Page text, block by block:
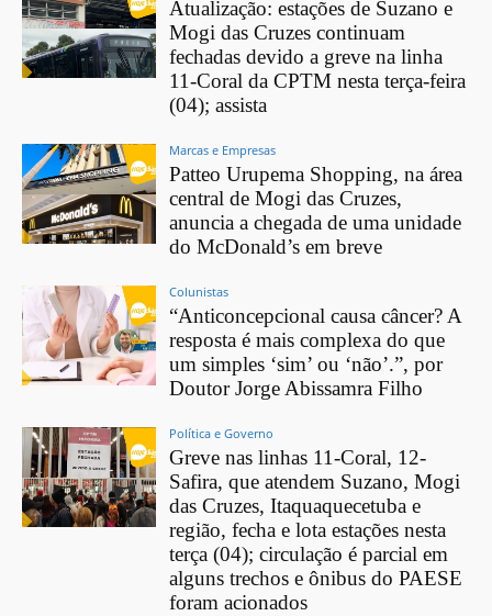
Atualização: estações de Suzano e
Mogi das Cruzes continuam
fechadas devido a greve na linha
11-Coral da CPTM nesta terça-feira
(04); assista
Marcas e Empresas
Patteo Urupema Shopping, na área
central de Mogi das Cruzes,
anuncia a chegada de uma unidade
do McDonald’s em breve
Colunistas
“Anticoncepcional causa câncer? A
resposta é mais complexa do que
um simples ‘sim’ ou ‘não’.”, por
Doutor Jorge Abissamra Filho
Política e Governo
Greve nas linhas 11-Coral, 12-
Safira, que atendem Suzano, Mogi
das Cruzes, Itaquaquecetuba e
região, fecha e lota estações nesta
terça (04); circulação é parcial em
alguns trechos e ônibus do PAESE
foram acionados